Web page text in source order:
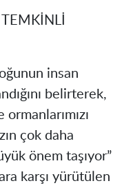
insan
belirterek,
çok daha
önem taşıyor”
karşı yürütülen